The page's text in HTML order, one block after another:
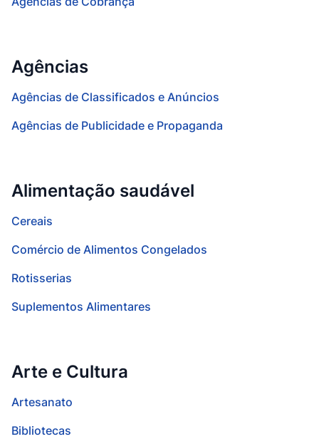
Agências
Agências de Classificados e Anúncios
Agências de Publicidade e Propaganda
Alimentação saudável
Cereais
Comércio de Alimentos Congelados
Rotisserias
Suplementos Alimentares
Arte e Cultura
Artesanato
Bibliotecas